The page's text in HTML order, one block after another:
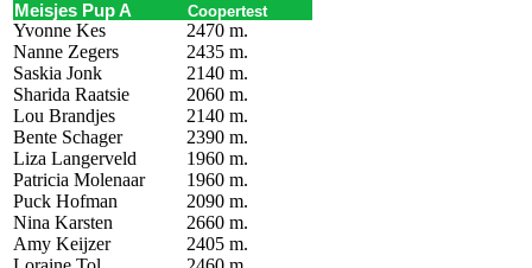
Meisjes Pup A Coopertest
Yvonne Kes
2470 m.
Nanne Zegers
2435 m.
Saskia Jonk
2140 m.
Sharida Raatsie
2060 m.
Lou Brandjes
2140 m.
Bente Schager
2390 m.
Liza Langerveld
1960 m.
Patricia Molenaar
1960 m.
Puck Hofman
2090 m.
Nina Karsten
2660 m.
Amy Keijzer
2405 m.